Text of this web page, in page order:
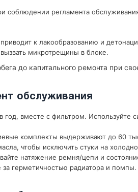
соблюдении регламента
к лакообразованию и
микротрещины в блоке.
до капитального ремонта при
обслуживания
вместе с фильтром. Используйте
комплекты выдерживают до 60
чтобы исключить стуки на
натяжение ремня/цепи и
герметичностью радиатора и помпы.